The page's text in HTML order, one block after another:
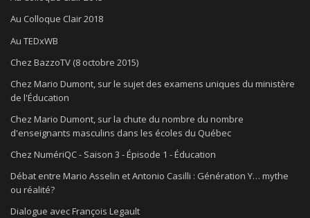
Au Colloque Clair 2018
Au TEDxWB
Chez BazzoTV (8 octobre 2015)
Chez Mario Dumont, sur le sujet des examens uniques du ministère
de l'Éducation
Chez Mario Dumont, sur la chute du nombre du nombre
d'enseignants masculins dans les écoles du Québec
Chez NumériQC - Saison 3 - Épisode 1 - Éducation
Débat entre Mario Asselin et Antonio Casilli : Génération Y… mythe
ou réalité?
Dialogue avec François Legault